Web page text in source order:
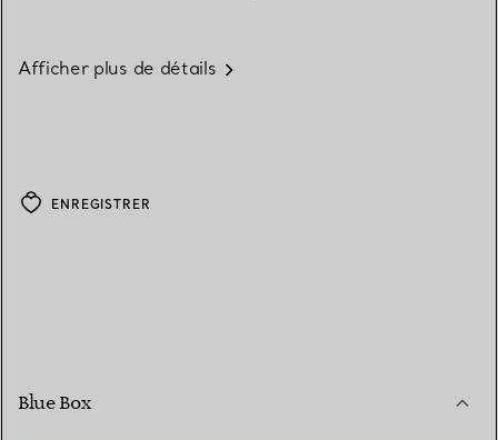
Afficher plus de détails
ENREGISTRER
Blue Box